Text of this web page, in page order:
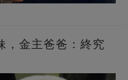
，金主爸爸：終究